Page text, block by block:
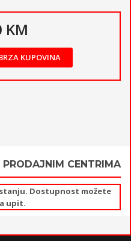
KM
KUPOVINA
CENTRIMA
Dostupnost možete
upit.